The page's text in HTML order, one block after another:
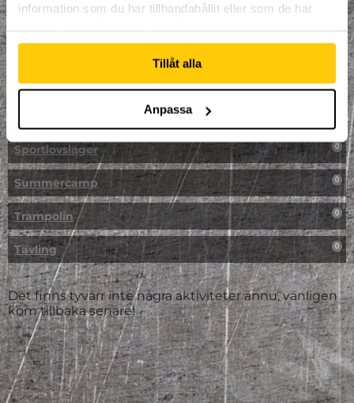
information som du har tillhandahållit eller som de har
Tillåt alla
Anpassa
Påsk på Dome
Påsklovsläger 0
Skateboard 0
Sportlovsläger 0
Summercamp 0
Trampolin 0
Tävling 0
Det finns tyvärr inte några aktiviteter ännu, vänligen
kom tillbaka senare!